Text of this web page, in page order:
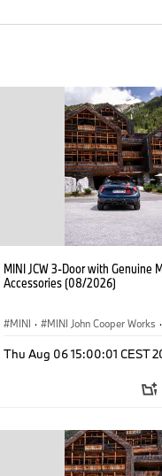
MINI JCW 3-Door with Genuine
Accessories (08/2026)
MINI · MINI John Cooper Works ·
Προαιρετικός εξοπλισμός, αξεσουάρ
Thu Aug 06 15:00:01 CEST